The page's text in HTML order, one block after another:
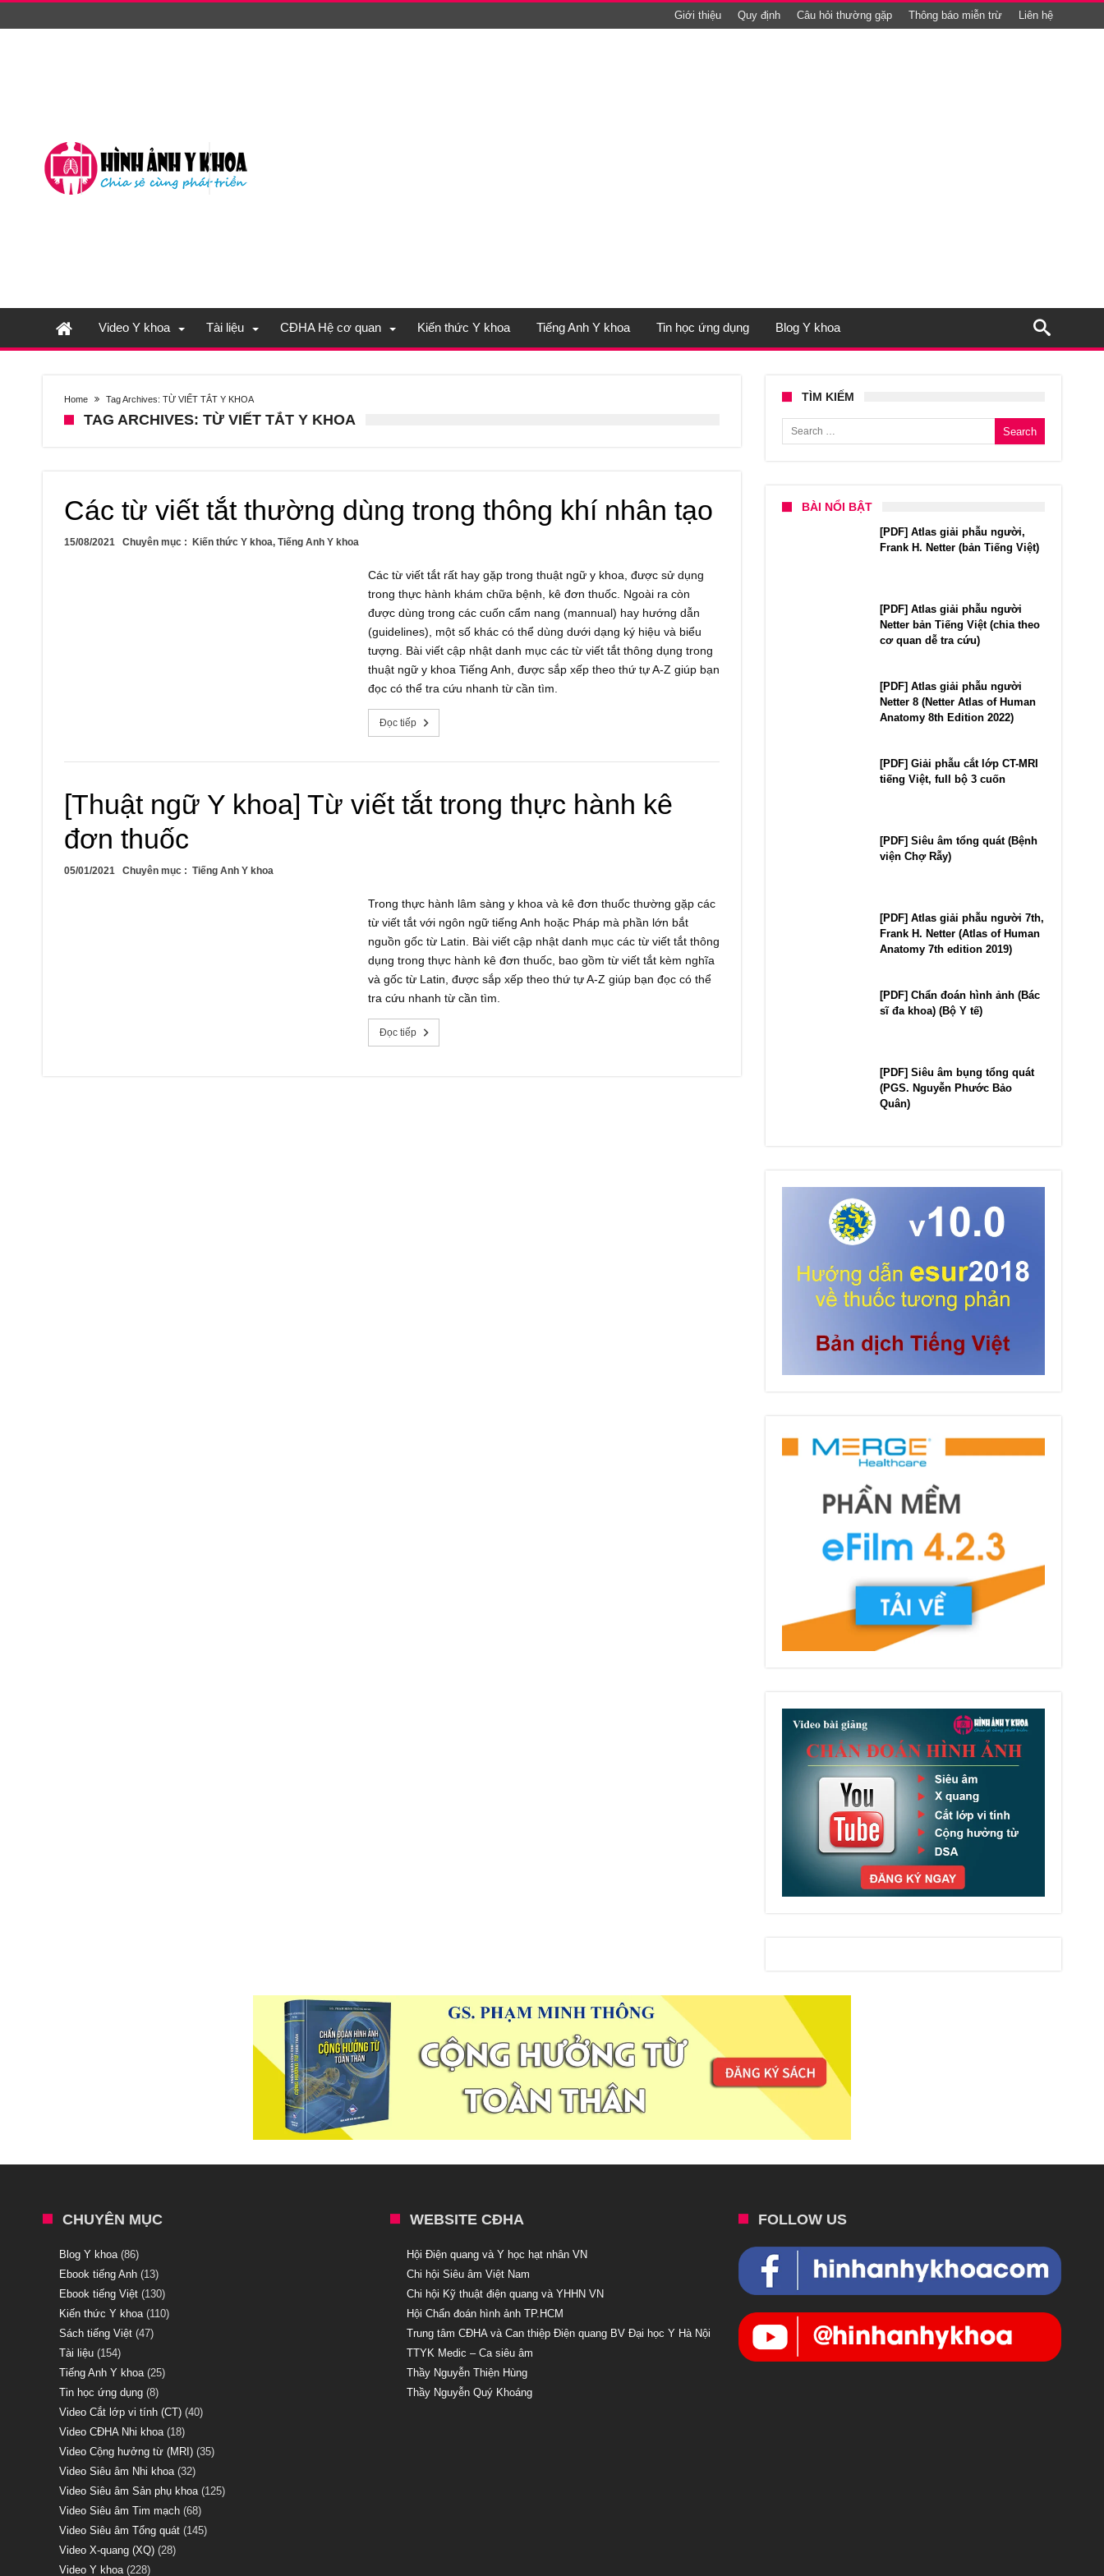
Giới thiệu Quy định Câu hỏi thường gặp Thông báo miễn trừ Liên hệ
Video Y khoa Tài liệu CĐHA Hệ cơ quan Kiến thức Y khoa Tiếng Anh Y khoa Tin học ứng dụng Blog Y khoa
Home Tag Archives: TỪ VIẾT TẮT Y KHOA
TAG ARCHIVES: TỪ VIẾT TẮT Y KHOA
Các từ viết tắt thường dùng trong thông khí nhân tạo
15/08/2021 Chuyên mục : Kiến thức Y khoa, Tiếng Anh Y khoa
Các từ viết tắt rất hay gặp trong thuật ngữ y khoa, được sử dụng
trong thực hành khám chữa bệnh, kê đơn thuốc. Ngoài ra còn
được dùng trong các cuốn cẩm nang (mannual) hay hướng dẫn
(guidelines), một số khác có thể dùng dưới dạng ký hiệu và biểu
tượng. Bài viết cập nhật danh mục các từ viết tắt thông dụng trong
thuật ngữ y khoa Tiếng Anh, được sắp xếp theo thứ tự A-Z giúp bạn
đọc có thể tra cứu nhanh từ cần tìm.
Đọc tiếp
[Thuật ngữ Y khoa] Từ viết tắt trong thực hành kê
đơn thuốc
05/01/2021 Chuyên mục : Tiếng Anh Y khoa
Trong thực hành lâm sàng y khoa và kê đơn thuốc thường gặp các
từ viết tắt với ngôn ngữ tiếng Anh hoặc Pháp mà phần lớn bắt
nguồn gốc từ Latin. Bài viết cập nhật danh mục các từ viết tắt thông
dụng trong thực hành kê đơn thuốc, bao gồm từ viết tắt kèm nghĩa
và gốc từ Latin, được sắp xếp theo thứ tự A-Z giúp bạn đọc có thể
tra cứu nhanh từ cần tìm.
Đọc tiếp
TÌM KIẾM
Search for:
BÀI NỔI BẬT
[PDF] Atlas giải phẫu người,
Frank H. Netter (bản Tiếng Việt)
[PDF] Atlas giải phẫu người
Netter bản Tiếng Việt (chia theo
cơ quan dễ tra cứu)
[PDF] Atlas giải phẫu người
Netter 8 (Netter Atlas of Human
Anatomy 8th Edition 2022)
[PDF] Giải phẫu cắt lớp CT-MRI
tiếng Việt, full bộ 3 cuốn
[PDF] Siêu âm tổng quát (Bệnh
viện Chợ Rẫy)
[PDF] Atlas giải phẫu người 7th,
Frank H. Netter (Atlas of Human
Anatomy 7th edition 2019)
[PDF] Chẩn đoán hình ảnh (Bác
sĩ đa khoa) (Bộ Y tế)
[PDF] Siêu âm bụng tổng quát
(PGS. Nguyễn Phước Bảo
Quân)
CHUYÊN MỤC
Blog Y khoa (86)
Ebook tiếng Anh (13)
Ebook tiếng Việt (130)
Kiến thức Y khoa (110)
Sách tiếng Việt (47)
Tài liệu (154)
Tiếng Anh Y khoa (25)
Tin học ứng dụng (8)
Video Cắt lớp vi tính (CT) (40)
Video CĐHA Nhi khoa (18)
Video Cộng hưởng từ (MRI) (35)
Video Siêu âm Nhi khoa (32)
Video Siêu âm Sản phụ khoa (125)
Video Siêu âm Tim mạch (68)
Video Siêu âm Tổng quát (145)
Video X-quang (XQ) (28)
Video Y khoa (228)
WEBSITE CĐHA
Hội Điện quang và Y học hạt nhân VN
Chi hội Siêu âm Việt Nam
Chi hội Kỹ thuật điện quang và YHHN VN
Hội Chẩn đoán hình ảnh TP.HCM
Trung tâm CĐHA và Can thiệp Điện quang BV Đại học Y Hà Nội
TTYK Medic – Ca siêu âm
Thầy Nguyễn Thiện Hùng
Thầy Nguyễn Quý Khoáng
FOLLOW US